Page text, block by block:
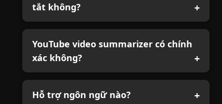
tắt không?
YouTube video summarizer có chính
xác không?
Hỗ trợ ngôn ngữ nào?